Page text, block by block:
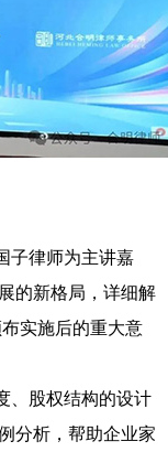
子律师为主讲嘉
的新格局，详细解
实施后的重大意
、股权结构的设计
分析，帮助企业家